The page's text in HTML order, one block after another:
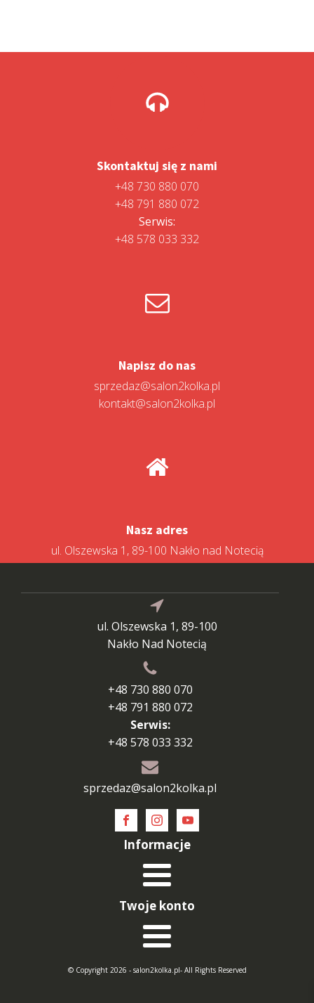
Skontaktuj się z nami
+48 730 880 070
+48 791 880 072
Serwis:
+48 578 033 332
Napisz do nas
sprzedaz@salon2kolka.pl
kontakt@salon2kolka.pl
Nasz adres
ul. Olszewska 1, 89-100 Nakło nad Notecią
ul. Olszewska 1, 89-100
Nakło Nad Notecią
+48 730 880 070
+48 791 880 072
Serwis:
+48 578 033 332
sprzedaz@salon2kolka.pl
Informacje
Twoje konto
© Copyright 2026 - salon2kolka.pl- All Rights Reserved